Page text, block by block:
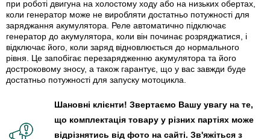
при роботі двигуна на холостому ходу або на низьких обертах,
коли генератор може не виробляти достатньо потужності для
заряджання акумулятора. Реле автоматично підключає
генератор до акумулятора, коли він починає розряджатися, і
відключає його, коли заряд відновлюється до нормального
рівня. Це запобігає перезарядженню акумулятора та його
достроковому зносу, а також гарантує, що у вас завжди буде
достатньо потужності для запуску мотоцикла.
Шановні клієнти! Звертаємо Вашу увагу на те,
що комплектація товару у різних партіях може
відрізнятись від фото на сайті. Зв'яжіться з